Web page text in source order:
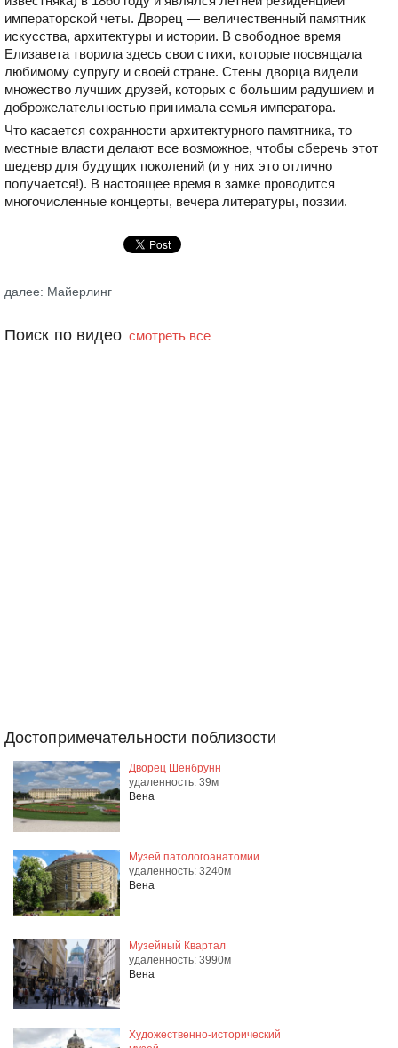
императорской четы. Дворец — величественный памятник
искусства, архитектуры и истории. В свободное время
Елизавета творила здесь свои стихи, которые посвящала
любимому супругу и своей стране. Стены дворца видели
множество лучших друзей, которых с большим радушием и
доброжелательностью принимала семья императора.
Что касается сохранности архитектурного памятника, то
местные власти делают все возможное, чтобы сберечь этот
шедевр для будущих поколений (и у них это отлично
получается!). В настоящее время в замке проводится
многочисленные концерты, вечера литературы, поэзии.
далее: Майерлинг
Поиск по видео смотреть все
Достопримечательности поблизости
Дворец Шенбрунн
удаленность: 39м
Вена
Музей патологоанатомии
удаленность: 3240м
Вена
Музейный Квартал
удаленность: 3990м
Вена
Художественно-исторический